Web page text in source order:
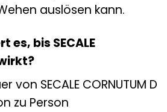
auslösen kann.
es, bis SECALE
von SECALE CORNUTUM D
zu Person